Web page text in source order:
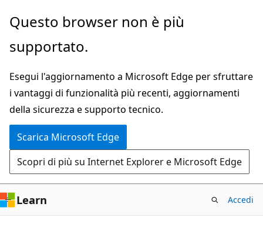
Ignora
passa
contenuto
principale
Questo browser non è più
supportato.
Esegui l'aggiornamento a Microsoft Edge per sfruttare
i vantaggi di funzionalità più recenti, aggiornamenti
della sicurezza e supporto tecnico.
Scarica Microsoft Edge
Scopri di più su Internet Explorer e Microsoft Edge
Learn Accedi